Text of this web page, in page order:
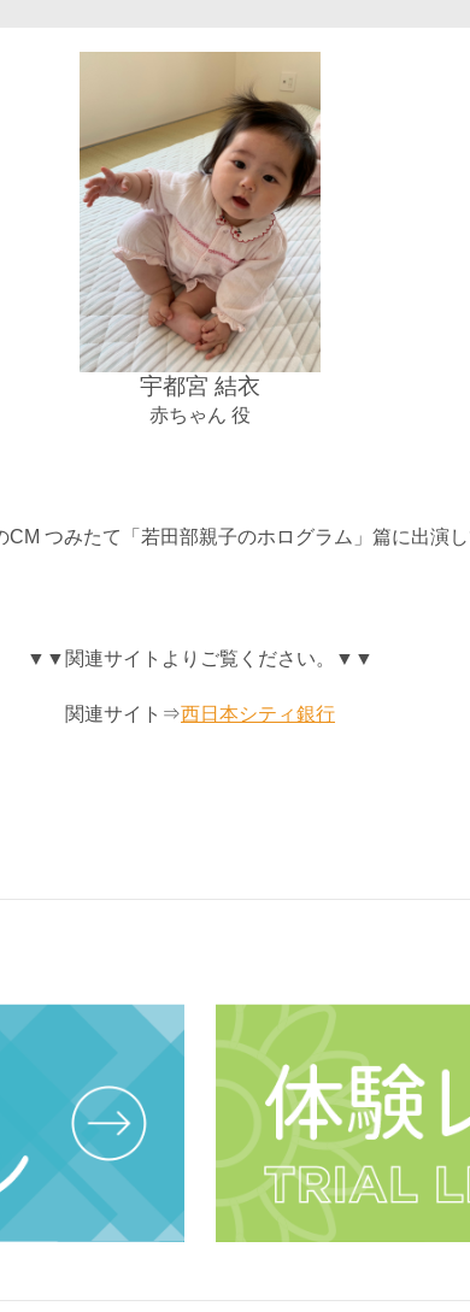
宇都宮 結衣
赤ちゃん 役
CM つみたて「若田部親子のホログラム」篇に出演し
▼▼関連サイトよりご覧ください。▼▼
関連サイト⇒西日本シティ銀行